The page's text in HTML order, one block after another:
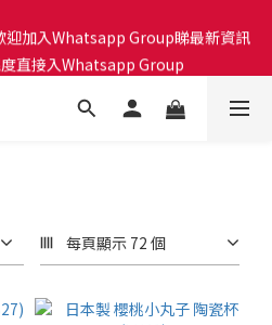
換購！🎁🎄
加入Whatsapp Group睇最新資訊
直接入Whatsapp Group
蚊可以得1分換禮品喔！Click呢度睇
每頁顯示 72 個